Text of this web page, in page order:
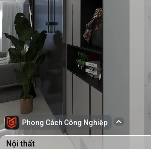
Phong Cách Công Nghiệp
Nội thất